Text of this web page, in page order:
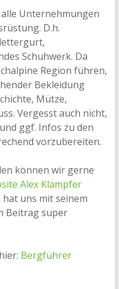
Unternehmungen
D.h.
Schuhwerk. Da
Region führen,
Bekleidung
Mütze,
Vergesst auch nicht,
ggf. Infos zu den
vorzubereiten.
können wir gerne
Alex Klampfer
uns mit seinem
Beitrag super
Bergführer